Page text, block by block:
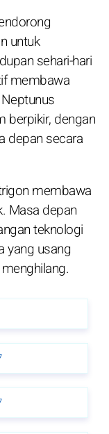
untuk
sehari-hari
membawa
berpikir, dengan
depan secara
membawa
Masa depan
teknologi
yang usang